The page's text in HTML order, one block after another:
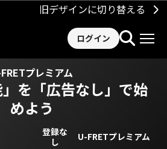
旧デザインに切り替える
ログイン
プレミアム
」を 「広告なし」で始
めよう
登録な
し
U-FRETプレミアム